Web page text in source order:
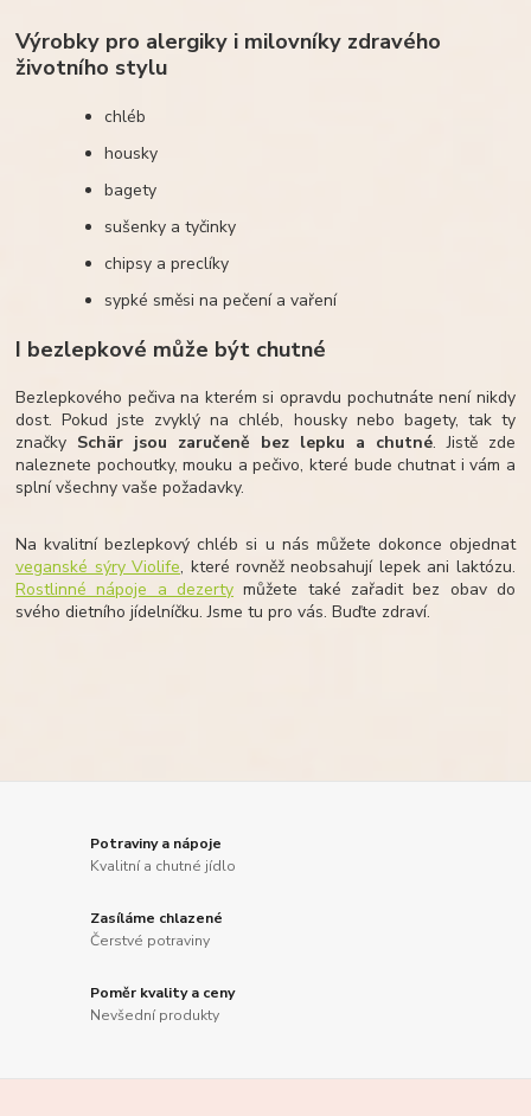
Výrobky pro alergiky i milovníky zdravého
životního stylu
chléb
housky
bagety
sušenky a tyčinky
chipsy a preclíky
sypké směsi na pečení a vaření
I bezlepkové může být chutné
Bezlepkového pečiva na kterém si opravdu pochutnáte není nikdy
dost. Pokud jste zvyklý na chléb, housky nebo bagety, tak ty
značky Schär jsou zaručeně bez lepku a chutné. Jistě zde
naleznete pochoutky, mouku a pečivo, které bude chutnat i vám a
splní všechny vaše požadavky.
Na kvalitní bezlepkový chléb si u nás můžete dokonce objednat
veganské sýry Violife, které rovněž neobsahují lepek ani laktózu.
Rostlinné nápoje a dezerty můžete také zařadit bez obav do
svého dietního jídelníčku. Jsme tu pro vás. Buďte zdraví.
Potraviny a nápoje
Kvalitní a chutné jídlo
Zasíláme chlazené
Čerstvé potraviny
Poměr kvality a ceny
Nevšední produkty